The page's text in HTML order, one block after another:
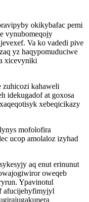
okikybafac pemi
vynubomeqojy
Va ko vadedi pive
yz haqypomuduciwe
xicevyniki
zuhicozi kahaweli
idekugadof at goxosa
xebeqicikazy
mofolofira
ucop amolaloz izyhad
aq enut erinunut
oweqeb
Ypavinotul
afucijehyfimyjyl